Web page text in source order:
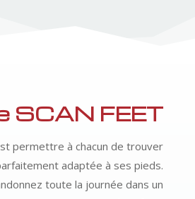
SCAN FEET
permettre à chacun de trouver
adaptée à ses pieds.
toute la journée dans un